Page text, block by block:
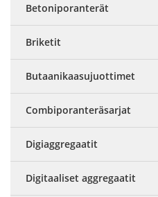
Betoniporanterät
Briketit
Butaanikaasujuottimet
Combiporanteräsarjat
Digiaggregaatit
Digitaaliset aggregaatit